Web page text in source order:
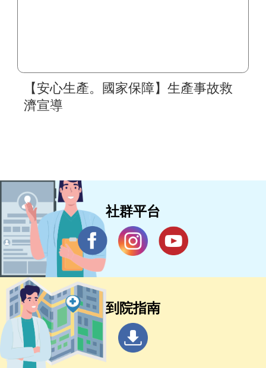
【安心生產。國家保障】生產事故救
濟宣導
社群平台
到院指南